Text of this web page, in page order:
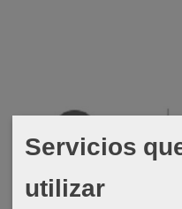
Servicios
utilizar